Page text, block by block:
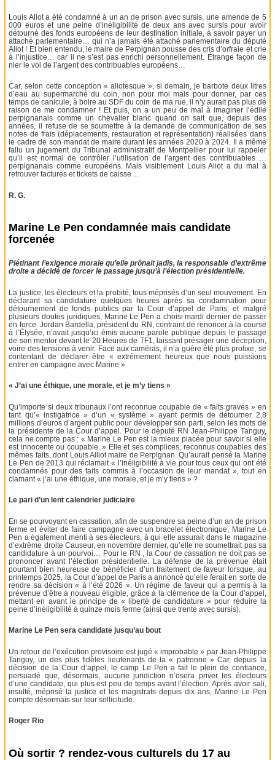
Louis Aliot a été condamné à un an de prison avec sursis, une amende de 5
000 euros et une peine d’inéligibilité de deux ans avec sursis pour avoir
détourné des fonds européens de leur destination initiale, à savoir payer un
attaché parlementaire… qui n’a jamais été attaché parlementaire du député
Aliot ! Et bien entendu, le maire de Perpignan pousse des cris d’orfraie et crie
à l’injustice… car il ne s’est pas enrichi personnellement. Étrange façon de
nier le vol de l’argent des contribuables européens…
Car, selon cette conception « aliotesque », si demain, je barbote deux litres
d’eau au supermarché du coin, non pour moi mais pour donner, par ces
temps de canicule, à boire au SDF du coin de ma rue, il n’y aurait pas plus de
raison de me condamner ! Et puis, on a un peu de mal à imaginer l’édile
perpignanais comme un chevalier blanc quand on sait que, depuis des
années, il refuse de se soumettre à la demande de communication de ses
notes de frais (déplacements, restauration et représentation) réalisées dans
le cadre de son mandat de maire durant les années 2020 à 2024. Il a même
fallu un jugement du Tribunal administratif de Montpellier pour lui rappeler
qu’il est normal de contrôler l’utilisation de l’argent des contribuables …
perpignanais comme européens. Mais visiblement Louis Aliot a du mal à
retrouver factures et tickets de caisse…
R. G.
Marine Le Pen condamnée mais candidate
forcenée
Piétinant l’exigence morale qu’elle prônait jadis, la responsable d’extrême
droite a décidé de forcer le passage jusqu’à l’élection présidentielle.
La justice, les électeurs et la probité, tous méprisés d’un seul mouvement. En
déclarant sa candidature quelques heures après sa condamnation pour
détournement de fonds publics par la Cour d’appel de Paris, et malgré
plusieurs doutes juridiques, Marine Le Pen a choisi mardi dernier de passer
en force. Jordan Bardella, président du RN, contraint de renoncer à la course
à l’Élysée, n’avait jusqu’ici émis aucune parole publique depuis le passage
de son mentor devant le 20 Heures de TF1, laissant présager une déception,
voire des tensions à venir. Face aux caméras, il n’a guère été plus prolixe, se
contentant de déclarer être « extrêmement heureux que nous puissions
entrer en campagne avec Marine ».
« J’ai une éthique, une morale, et je m’y tiens »
Qu’importe si deux tribunaux l’ont reconnue coupable de « faits graves » en
tant qu’« instigatrice » d’un « système » ayant permis de détourner 2,8
millions d’euros d’argent public pour développer son parti, selon les mots de
la présidente de la Cour d’appel. Pour le député RN Jean-Philippe Tanguy,
cela ne compte pas : « Marine Le Pen est la mieux placée pour savoir si elle
est innocente ou coupable. » Elle et ses complices, reconnus coupables des
mêmes faits, dont Louis Alliot maire de Perpignan. Qu’aurait pensé la Marine
Le Pen de 2013 qui réclamait « l’inéligibilité à vie pour tous ceux qui ont été
condamnés pour des faits commis à l’occasion de leur mandat », tout en
clamant « j’ai une éthique, une morale, et je m’y tiens » ?
Le pari d’un lent calendrier judiciaire
En se pourvoyant en cassation, afin de suspendre sa peine d’un an de prison
ferme et éviter de faire campagne avec un bracelet électronique, Marine Le
Pen a également menti à ses électeurs, à qui elle assurait dans le magazine
d’extrême droite Causeur, en novembre dernier, qu’elle ne soumettrait pas sa
candidature à un pourvoi… Pour le RN , la Cour de cassation ne doit pas se
prononcer avant l’élection présidentielle. La défense de la prévenue était
pourtant bien heureuse de bénéficier d’un traitement de faveur lorsque, au
printemps 2025, la Cour d’appel de Paris a annoncé qu’elle ferait en sorte de
rendre sa décision « à l’été 2026 ». Un régime de faveur qui a permis à la
prévenue d’être à nouveau éligible, grâce à la clémence de la Cour d’appel,
mettant en avant le principe de « liberté de candidature » pour réduire la
peine d’inéligibilité à quinze mois ferme (ainsi que trente avec sursis).
Marine Le Pen sera candidate jusqu’au bout
Un retour de l’exécution provisoire est jugé « improbable » par Jean-Philippe
Tanguy, un des plus fidèles lieutenants de la « patronne » Car, depuis la
décision de la Cour d’appel, le camp Le Pen a fait le plein de confiance,
persuadé que, désormais, aucune juridiction n’osera priver les électeurs
d’une candidate, qui plus est peu de temps avant l’élection. Après avoir sali,
insulté, méprisé la justice et les magistrats depuis dix ans, Marine Le Pen
compte désormais sur leur sollicitude.
Roger Rio
Où sortir ? rendez-vous culturels du 17 au